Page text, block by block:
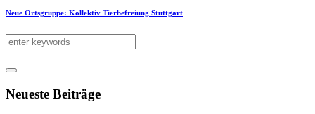
Neue Ortsgruppe: Kollektiv Tierbefreiung Stuttgart
Neueste Beiträge